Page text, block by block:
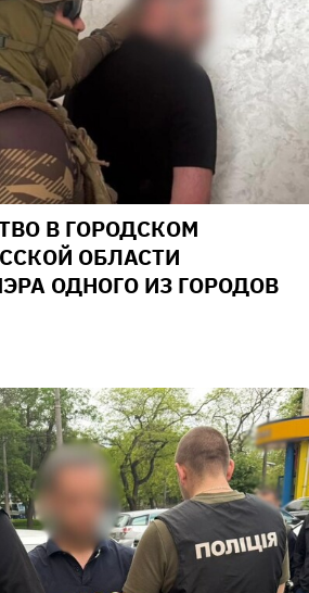
В ГОРОДСКОМ
ОБЛАСТИ
ОДНОГО ИЗ ГОРОДОВ